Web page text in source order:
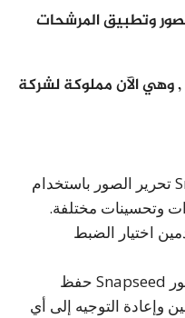
وتطبيق المرشحات
, وهي الآن مملوكة لشركة
يمكن لمستخدمي Snapseed تحرير الصور باستخدام
وتحسينات مختلفة.
اختيار الضبط
كما يمكن لبرنامج تحرير الصور Snapseed حفظ
التوجيه إلى أي